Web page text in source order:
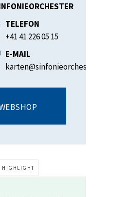
TELEFON
+41 41 226 05 15
E-MAIL
karten@sinfonieorchester.ch
HIGHLIGHT